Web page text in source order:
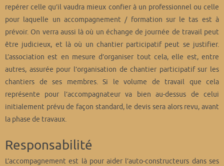
repérer celle qu’il vaudra mieux confier à un professionnel ou celle
pour laquelle un accompagnement / formation sur le tas est à
prévoir. On verra aussi là où un échange de journée de travail peut
être judicieux, et là où un chantier participatif peut se justifier.
L’association est en mesure d’organiser tout cela, elle est, entre
autres, assurée pour l’organisation de chantier participatif sur les
chantiers de ses membres. Si le volume de travail que cela
représente pour l’accompagnateur va bien au-dessus de celui
initialement prévu de façon standard, le devis sera alors revu, avant
la phase de travaux.
Responsabilité
L’accompagnement est là pour aider l’auto-constructeurs dans ses